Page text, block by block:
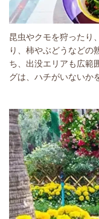
昆虫やクモを狩ったり
り、柿やぶどうなど
ち、出没エリアも広範
グは、ハチがいないか